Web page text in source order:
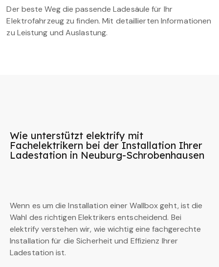
Der beste Weg die passende Ladesäule für Ihr
Elektrofahrzeug zu finden. Mit detaillierten Informationen
zu Leistung und Auslastung.
Wie unterstützt elektrify mit
Fachelektrikern bei der Installation Ihrer
Ladestation in Neuburg-Schrobenhausen
Wenn es um die Installation einer Wallbox geht, ist die
Wahl des richtigen Elektrikers entscheidend. Bei
elektrify verstehen wir, wie wichtig eine fachgerechte
Installation für die Sicherheit und Effizienz Ihrer
Ladestation ist.